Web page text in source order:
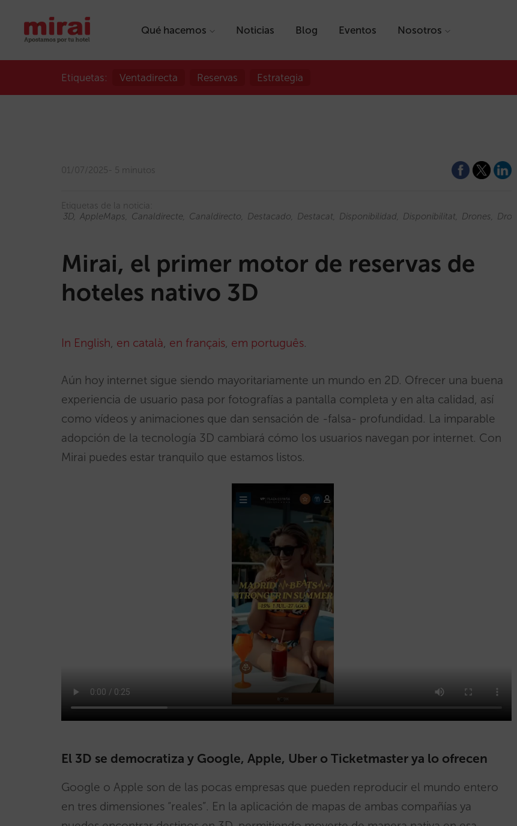
Qué hacemos Noticias Blog Eventos Nosotros
Etiquetas: Ventadirecta Reservas Estrategia
01/07/2025 5 minutos
Etiquetas de la noticia:
3D AppleMaps Canaldirecte Canaldirecto Destacado Destacat Disponibilidad Disponibilitat Drones Drons
Mirai, el primer motor de reservas de
hoteles nativo 3D
In English, en català, en français, em português.
Aún hoy internet sigue siendo mayoritariamente un mundo en 2D. Ofrecer una buena
experiencia de usuario pasa por fotografías a pantalla completa y en alta calidad, así
como vídeos y animaciones que dan sensación de -falsa- profundidad. La imparable
adopción de la tecnología 3D cambiará cómo los usuarios navegan por internet. Con
Mirai puedes estar tranquilo que estamos listos.
El 3D se democratiza y Google, Apple, Uber o Ticketmaster ya lo ofrecen
Google o Apple son de las pocas empresas que pueden reproducir el mundo entero
en tres dimensiones “reales”. En la aplicación de mapas de ambas compañías ya